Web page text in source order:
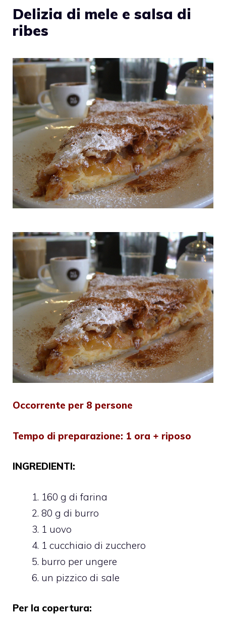
Delizia di mele e salsa di
ribes
Occorrente per 8 persone
Tempo di preparazione: 1 ora + riposo
INGREDIENTI:
160 g di farina
80 g di burro
1 uovo
1 cucchiaio di zucchero
burro per ungere
un pizzico di sale
Per la copertura: